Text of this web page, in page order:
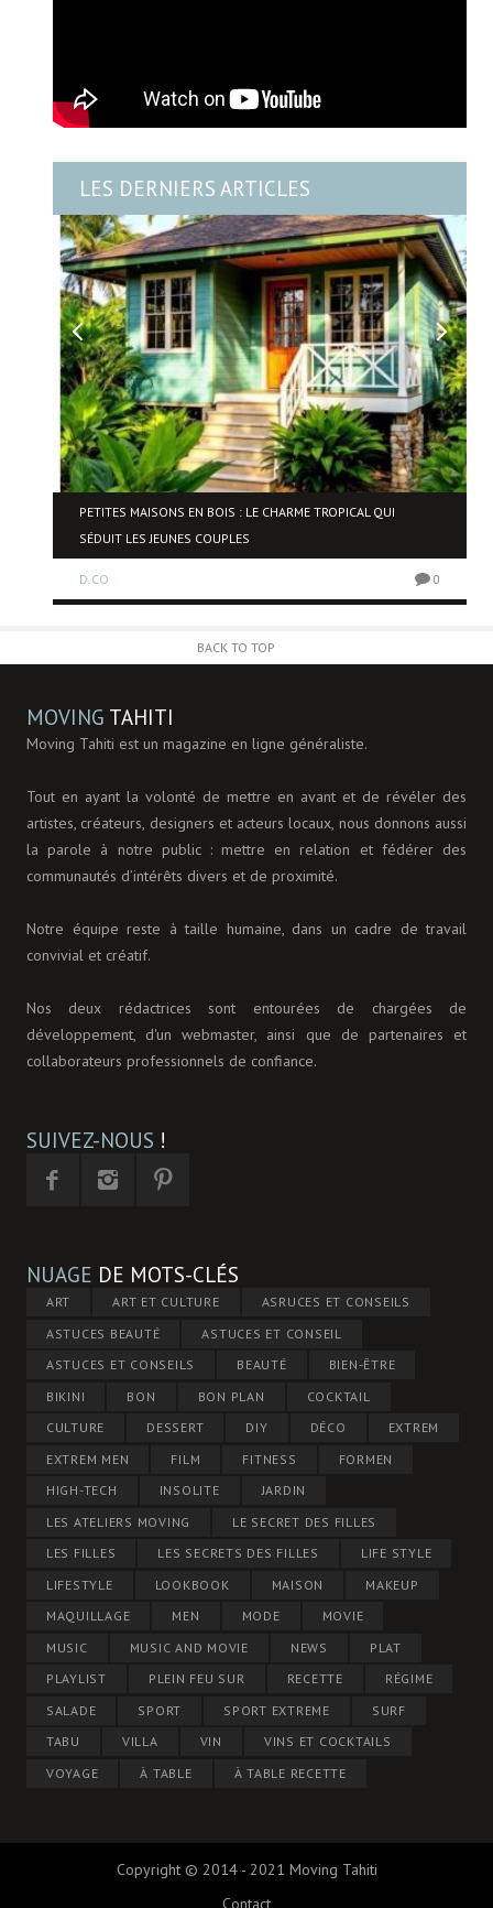
LES DERNIERS ARTICLES
PETITES MAISONS EN BOIS : LE CHARME TROPICAL QUI
SÉDUIT LES JEUNES COUPLES
D.CO 0
BACK TO TOP
MOVING TAHITI
Moving Tahiti est un magazine en ligne généraliste.
Tout en ayant la volonté de mettre en avant et de révéler des
artistes, créateurs, designers et acteurs locaux, nous donnons aussi
la parole à notre public : mettre en relation et fédérer des
communautés d’intérêts divers et de proximité.
Notre équipe reste à taille humaine, dans un cadre de travail
convivial et créatif.
Nos deux rédactrices sont entourées de chargées de
développement, d'un webmaster, ainsi que de partenaires et
collaborateurs professionnels de confiance.
SUIVEZ-NOUS !
NUAGE DE MOTS-CLÉS
ART ART ET CULTURE
ASRUCES ET CONSEILS
ASTUCES BEAUTÉ
ASTUCES ET CONSEIL
ASTUCES ET CONSEILS
BEAUTÉ
BIEN-ÊTRE
BIKINI
BON BON PLAN
COCKTAIL
CULTURE
DESSERT DIY DÉCO
EXTREM
EXTREM MEN
FILM FITNESS
FORMEN
HIGH-TECH
INSOLITE
JARDIN
LES ATELIERS MOVING
LE SECRET DES FILLES
LES FILLES
LES SECRETS DES FILLES
LIFE STYLE
LIFESTYLE
LOOKBOOK MAISON
MAKEUP
MAQUILLAGE
MEN MODE
MOVIE
MUSIC
MUSIC AND MOVIE NEWS
PLAT
PLAYLIST
PLEIN FEU SUR RECETTE
RÉGIME
SALADE
SPORT SPORT EXTREME
SURF
TABU
VILLA VIN
VINS ET COCKTAILS
VOYAGE
À TABLE À TABLE RECETTE
Copyright © 2014 - 2021 Moving Tahiti
Contact